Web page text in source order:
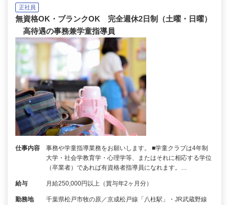
正社員
無資格OK・ブランクOK 完全週休2日制（土曜・日曜）
高待遇の事務兼学童指導員
仕事内容
事務や学童指導業務をお願いします。 ■学童クラブは4年制
大学・社会学教育学・心理学等、またはそれに相応する学位
（卒業者）であれば有資格者指導員になれます。…
給与 月給250,000円以上（賞与年2ヶ月分）
勤務地
千葉県松戸市牧の原／京成松戸線「八柱駅」・JR武蔵野線